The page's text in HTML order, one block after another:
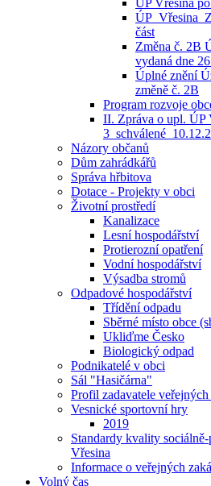
ÚP Vřesina
část
Změna č. 2B
vydaná dne
Úplné znění
změně č. 2B
Program rozvoje
II. Zpráva o upl. ÚP
Názory občanů
Dům zahrádkářů
Správa hřbitova
Dotace - Projekty v obci
Životní prostředí
Kanalizace
Lesní hospodářství
Protierozní opatření
Vodní hospodářství
Výsadba stromů
Odpadové hospodářství
Třídění odpadu
Sběrné místo obce
Ukliďme Česko
Biologický odpad
Podnikatelé v obci
Sál "Hasičárna"
Profil zadavatele veřejných
Vesnické sportovní hry
2019
Standardy kvality
Vřesina
Informace o veřejných
Volný čas